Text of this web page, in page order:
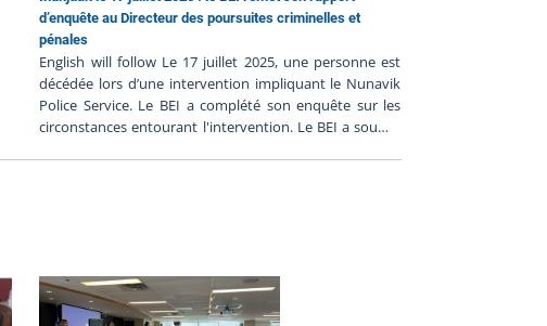
d’enquête au Directeur des poursuites criminelles et
pénales
English will follow Le 17 juillet 2025, une personne est
décédée lors d’une intervention impliquant le Nunavik
Police Service. Le BEI a complété son enquête sur les
circonstances entourant l'intervention. Le BEI a soumis
DPCP déterminera s'il y a lieu de porter des accusations
contre les policiers impliqués, en fonction de son
appréciation des faits analysés à la lumière du droit